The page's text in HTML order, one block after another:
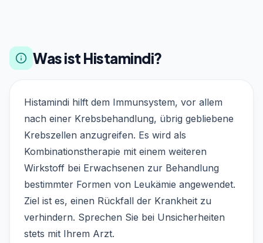
Was ist Histamindi?
Histamindi hilft dem Immunsystem, vor allem
nach einer Krebsbehandlung, übrig gebliebene
Krebszellen anzugreifen. Es wird als
Kombinationstherapie mit einem weiteren
Wirkstoff bei Erwachsenen zur Behandlung
bestimmter Formen von Leukämie angewendet.
Ziel ist es, einen Rückfall der Krankheit zu
verhindern. Sprechen Sie bei Unsicherheiten
stets mit Ihrem Arzt.